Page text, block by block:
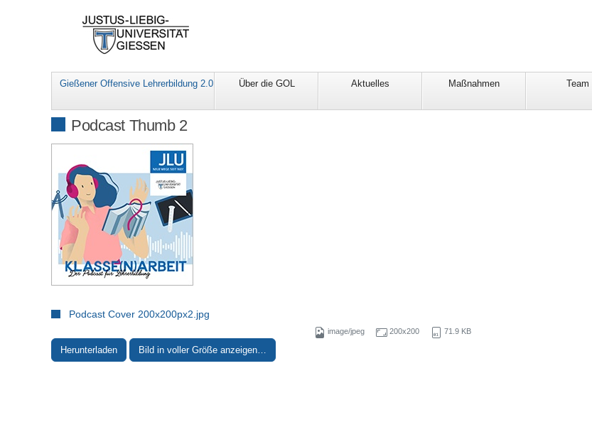
Gießener Offensive Lehrerbildung 2.0 Über die GOL Aktuelles Maßnahmen Team
Podcast Thumb 2
Podcast Cover 200x200px2.jpg
image/jpeg 200x200 71.9 KB
Herunterladen Bild in voller Größe anzeigen…